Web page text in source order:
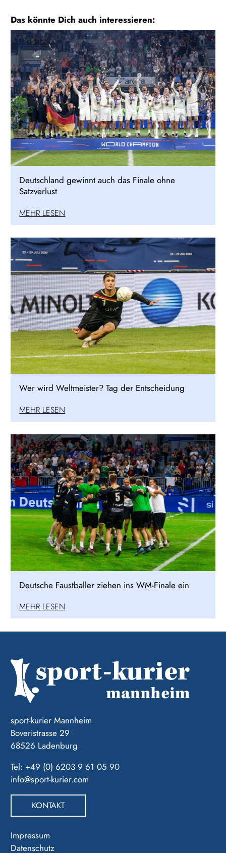
Das könnte Dich auch interessieren:
Deutschland gewinnt auch das Finale ohne
Satzverlust
MEHR LESEN
Wer wird Weltmeister? Tag der Entscheidung
MEHR LESEN
Deutsche Faustballer ziehen ins WM-Finale ein
MEHR LESEN
sport-kurier Mannheim
Boveristrasse 29
68526 Ladenburg
Tel: +49 (0) 6203 9 61 05 90
info@sport-kurier.com
KONTAKT
Impressum
Datenschutz